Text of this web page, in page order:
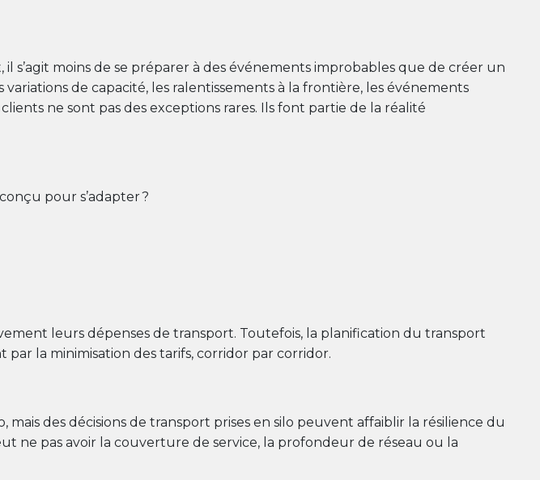
s’agit moins de se préparer à des événements improbables que de créer un
de capacité, les ralentissements à la frontière, les événements
ne sont pas des exceptions rares. Ils font partie de la réalité
pour s’adapter ?
leurs dépenses de transport. Toutefois, la planification du transport
la minimisation des tarifs, corridor par corridor.
des décisions de transport prises en silo peuvent affaiblir la résilience du
ne pas avoir la couverture de service, la profondeur de réseau ou la